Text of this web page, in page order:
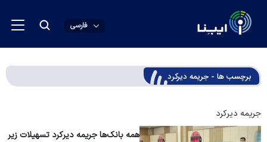
فارسی
برچسب ها - جریمه دیرکرد
جریمه دیرکرد
همه بانک‌ها جریمه دیرکرد تسهیلات زیر